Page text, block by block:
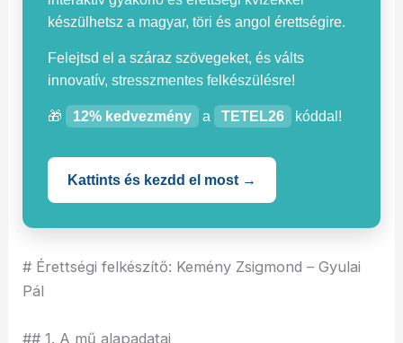
készülhetsz a magyar, töri és angol érettségire.
Felejtsd el a száraz szövegeket, és válts
innovatív, stresszmentes felkészülésre!
🎁 12% kedvezmény a TETEL26 kóddal!
Kattints és kezdd el most →
# Érettségi felkészítő: Kemény Zsigmond – Gyulai
Pál
## 1. A mű alapadatai